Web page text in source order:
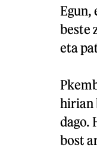
Egun,
beste
eta
hirian
dago.
bost